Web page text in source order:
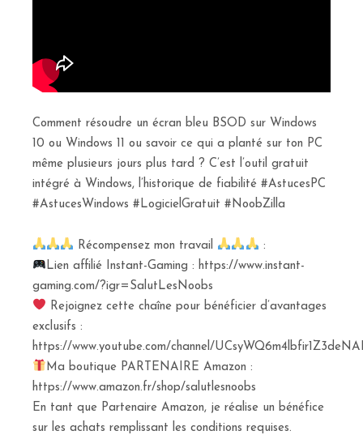
Comment résoudre un écran bleu BSOD sur Windows
10 ou Windows 11 ou savoir ce qui a planté sur ton PC
même plusieurs jours plus tard ? C’est l’outil gratuit
intégré à Windows, l’historique de fiabilité #AstucesPC
#AstucesWindows #LogicielGratuit #NoobZilla
Récompensez mon travail
:
Lien affilié Instant-Gaming : https://www.instant-
gaming.com/?igr=SalutLesNoobs
Rejoignez cette chaîne pour bénéficier d’avantages
exclusifs :
https://www.youtube.com/channel/
Ma boutique PARTENAIRE Amazon :
https://www.amazon.fr/shop/salutlesnoobs
En tant que Partenaire Amazon, je réalise un bénéfice
sur les achats remplissant les conditions requises.